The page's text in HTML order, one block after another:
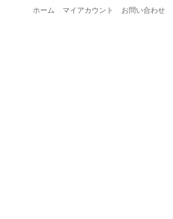
ホーム マイアカウント お問い合わせ